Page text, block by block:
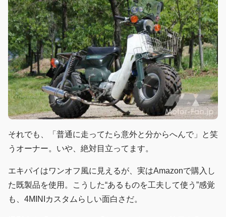
それでも、「普通に走ってたら意外と分からへんで」と笑
うオーナー。いや、絶対目立ってます。
エキパイはワンオフ風に見えるが、実はAmazonで購入し
た既製品を使用。こうした“あるものを工夫して使う”感覚
も、4MINIカスタムらしい面白さだ。